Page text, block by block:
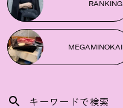
RANKING
MEGAMINOKAI